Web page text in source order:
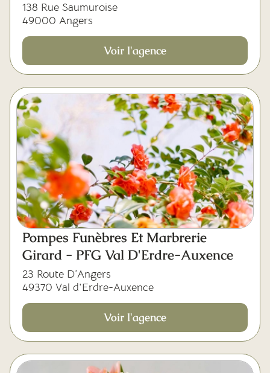
138 Rue Saumuroise
49000 Angers
Voir l'agence
Pompes Funèbres Et Marbrerie
Girard - PFG Val D'Erdre-Auxence
23 Route D’Angers
49370 Val d'Erdre-Auxence
Voir l'agence